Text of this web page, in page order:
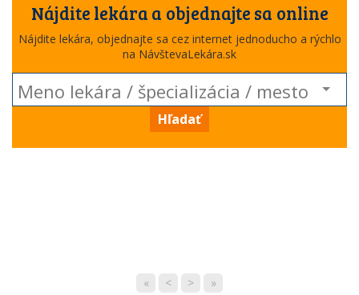
Nájdite lekára a objednajte sa online
Nájdite lekára, objednajte sa cez internet jednoducho a rýchlo
na NávštevaLekára.sk
Hľadať
« < > »